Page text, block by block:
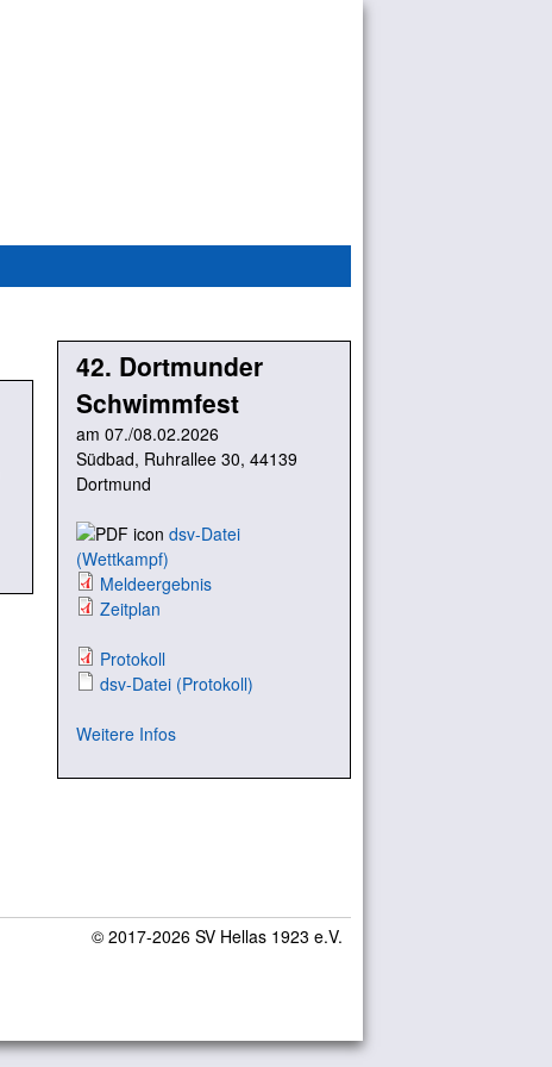
42. Dortmunder
Schwimmfest
am 07./08.02.2026
Südbad, Ruhrallee 30, 44139
Dortmund
dsv-Datei
(Wettkampf)
Meldeergebnis
Zeitplan
Protokoll
dsv-Datei (Protokoll)
Weitere Infos
© 2017-2026 SV Hellas 1923 e.V.